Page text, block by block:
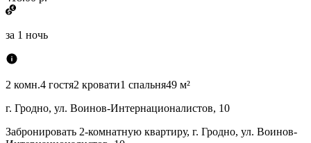
за 1 ночь
2 комн.4 гостя2 кровати1 спальня49 м²
г. Гродно, ул. Воинов-Интернационалистов, 10
Забронировать 2-комнатную квартиру, г. Гродно, ул. Воинов-